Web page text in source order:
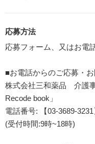
応募方法
応募フォーム、又はお電
■お電話からのご応募・
株式会社三和薬品 介護
Recode book」
電話番号: 【03-3689-3231
(受付時間:9時~18時)